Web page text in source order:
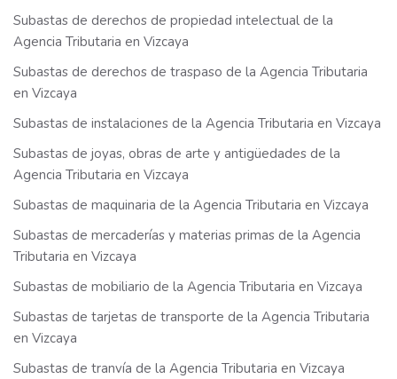
Subastas de derechos de propiedad intelectual de la
Agencia Tributaria en Vizcaya
Subastas de derechos de traspaso de la Agencia Tributaria
en Vizcaya
Subastas de instalaciones de la Agencia Tributaria en Vizcaya
Subastas de joyas, obras de arte y antigüedades de la
Agencia Tributaria en Vizcaya
Subastas de maquinaria de la Agencia Tributaria en Vizcaya
Subastas de mercaderías y materias primas de la Agencia
Tributaria en Vizcaya
Subastas de mobiliario de la Agencia Tributaria en Vizcaya
Subastas de tarjetas de transporte de la Agencia Tributaria
en Vizcaya
Subastas de tranvía de la Agencia Tributaria en Vizcaya